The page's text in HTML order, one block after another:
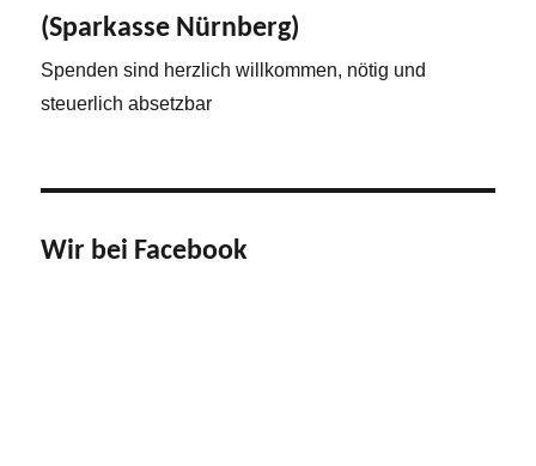
(Sparkasse Nürnberg)
Spenden sind herzlich willkommen, nötig und
steuerlich absetzbar
Wir bei Facebook